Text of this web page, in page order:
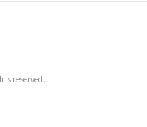
reserved.